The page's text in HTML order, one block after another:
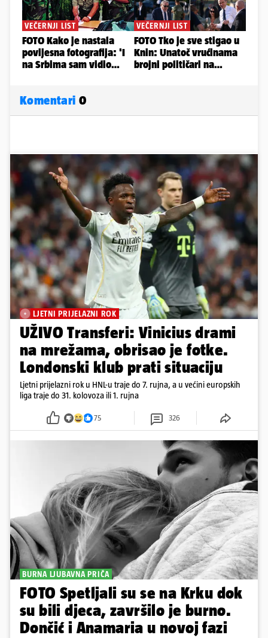
Komentari 0
LJETNI PRIJELAZNI ROK
UŽIVO Transferi: Vinicius drami
na mrežama, obrisao je fotke.
Londonski klub prati situaciju
Ljetni prijelazni rok u HNL-u traje do 7. rujna, a u većini europskih
liga traje do 31. kolovoza ili 1. rujna
75 326
BURNA LJUBAVNA PRIČA
FOTO Spetljali su se na Krku dok
su bili djeca, završilo je burno.
Dončić i Anamaria u novoj fazi